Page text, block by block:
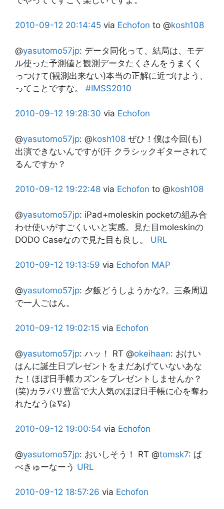
2010-09-12 20:14:45 via Echofon to @kosh108
@yasutomo57jp: データ同化って、結局は、モデ
ル使った予測値と観測データたくさんをうまくく
っつけて(観測出来ない)本当の正解に近づけよう、
ってことですな。 #IMSS2010
2010-09-12 19:28:30 via Echofon
@yasutomo57jp: @kosh108 ぜひ！僕は今回(も)
出演できないんですが(汗 クラシックギターされて
るんですか？
2010-09-12 19:22:48 via Echofon to @kosh108
@yasutomo57jp: iPad+moleskin pocketの組み合
わせ使いがすごくいいと実感。見た目moleskinの
DODO Caseなので見た目も良し。 URL
2010-09-12 19:13:59 via Echofon MAP
@yasutomo57jp: 夕飯どうしようかな?。三条周辺
で一人ごはん。
2010-09-12 19:02:15 via Echofon
@yasutomo57jp: ハッ！ RT @okeihaan: おけい
はんに誕生日プレゼントをまだあげていないあな
た！ほぼ日手帳カズンをプレゼントしませんか？
(笑)カラバリ豊富で大人気のほぼ日手帳に心を奪わ
れたなう(≧∇≦)
2010-09-12 19:00:54 via Echofon
@yasutomo57jp: おいしそう！ RT @tomsk7: ば
べきゅーなーう URL
2010-09-12 18:57:26 via Echofon